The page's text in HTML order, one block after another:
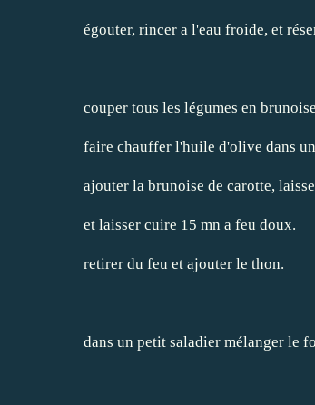
égouter, rincer a l'eau froide, et
couper tous les légumes en
faire chauffer l'huile d'olive dans
ajouter la brunoise de carotte,
et laisser cuire 15 mn a feu doux.
retirer du feu et ajouter le thon.
dans un petit saladier mélanger le